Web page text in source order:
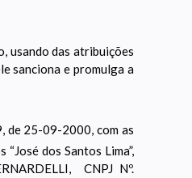
usando das atribuições
sanciona e promulga a
de 25-09-2000, com as
dos Santos Lima”,
CNPJ Nº.